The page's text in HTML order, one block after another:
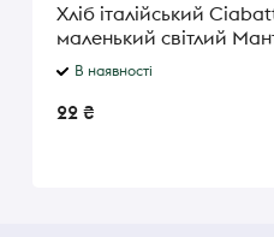
Хліб італійський
маленький світлий
90гВ наявності
22 ₴